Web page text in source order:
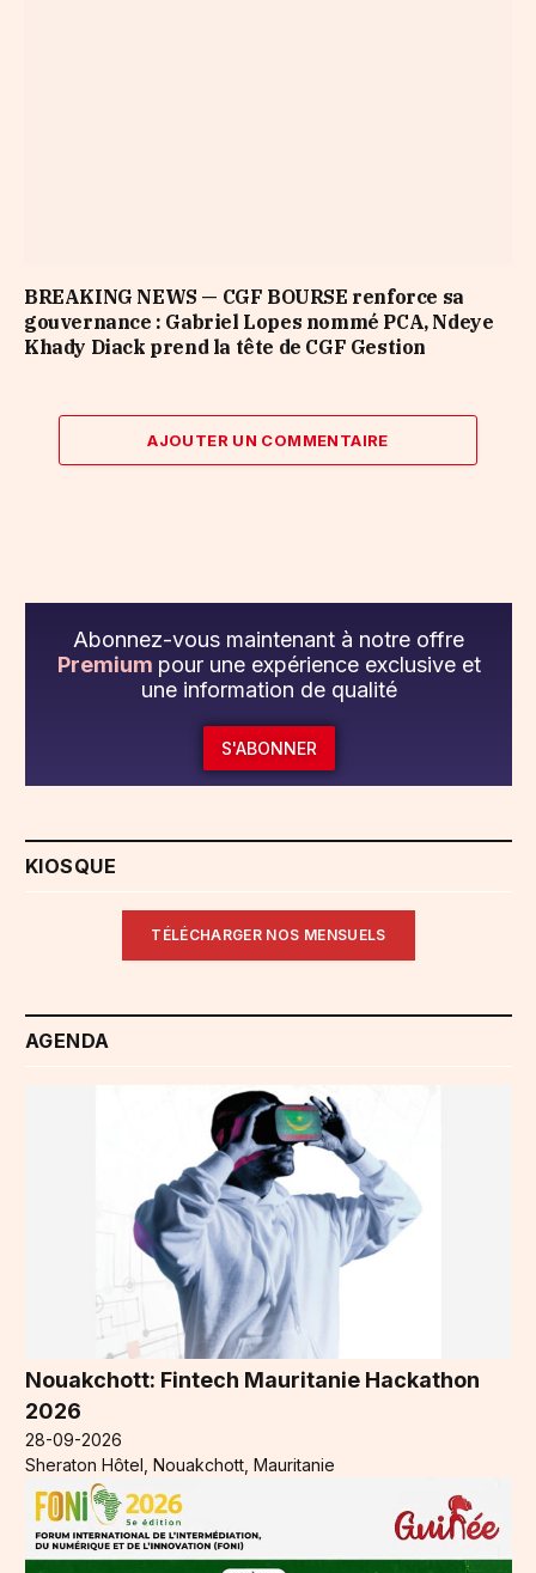
BREAKING NEWS — CGF BOURSE renforce sa
gouvernance : Gabriel Lopes nommé PCA, Ndeye
Khady Diack prend la tête de CGF Gestion
AJOUTER UN COMMENTAIRE
Abonnez-vous maintenant à notre offre
Premium pour une expérience exclusive et
une information de qualité
S'ABONNER
KIOSQUE
TÉLÉCHARGER NOS MENSUELS
AGENDA
Nouakchott: Fintech Mauritanie Hackathon
2026
28-09-2026
Sheraton Hôtel, Nouakchott, Mauritanie